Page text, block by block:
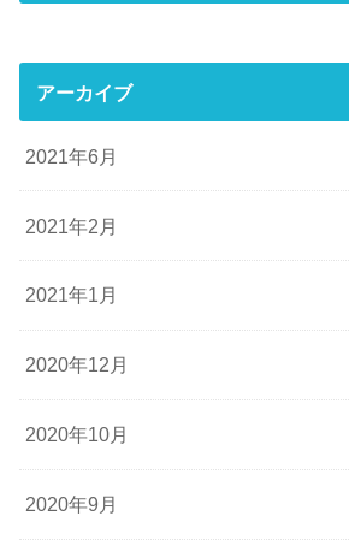
アーカイブ
2021年6月
2021年2月
2021年1月
2020年12月
2020年10月
2020年9月